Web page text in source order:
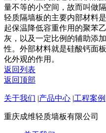
量不等的小空间，故而叫做
轻质隔墙板的主要内部材料
起保温降低容重作用的聚苯
灰，以及一定比例的辅助添
性。外部材料就是硅酸钙面
化外观的作用。
返回列表
返回顶部
关于我们 |产品中心 |工程案例
重庆成维轻质墙板有限公司